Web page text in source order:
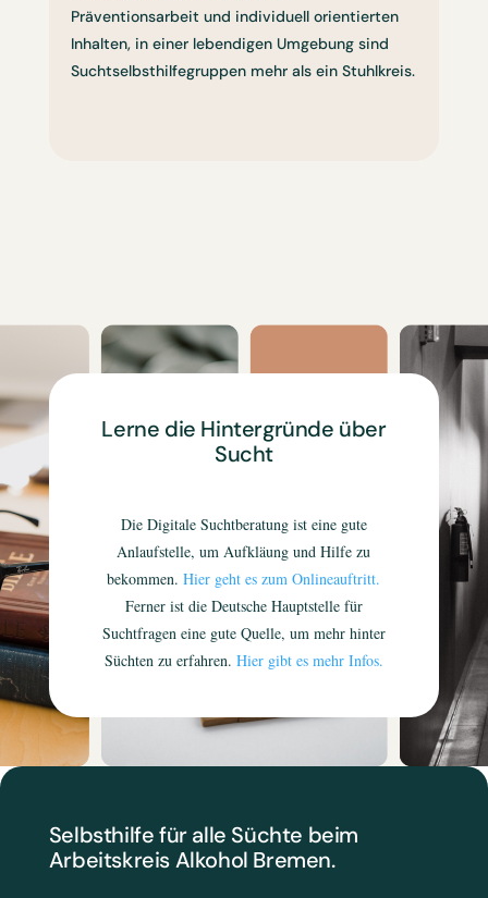
Präventionsarbeit und individuell orientierten
Inhalten, in einer lebendigen Umgebung sind
Suchtselbsthilfegruppen mehr als ein Stuhlkreis.
Lerne die Hintergründe über
Sucht
Die Digitale Suchtberatung ist eine gute
Anlaufstelle, um Aufkläung und Hilfe zu
bekommen.Hier geht es zum Onlineauftritt.
Ferner ist die Deutsche Hauptstelle für
Suchtfragen eine gute Quelle, um mehr hinter
Süchten zu erfahren. Hier gibt es mehr Infos.
Selbsthilfe für alle Süchte beim
Arbeitskreis Alkohol Bremen.